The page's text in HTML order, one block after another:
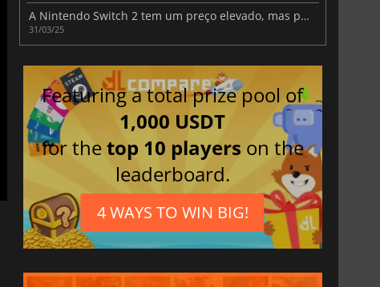
A Nintendo Switch 2 tem um preço elevado, mas promete um lançamento espetacular
31/03/25
Featuring a total prize pool of
1,000 USDT
for thetop 10 players on the
leaderboard.
4 WAYS TO WIN BIG!